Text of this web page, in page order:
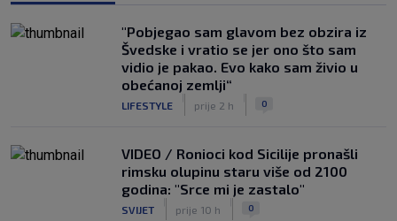
"Pobjegao sam glavom bez obzira iz
Švedske i vratio se jer ono što sam
vidio je pakao. Evo kako sam živio u
obećanoj zemlji“
LIFESTYLE prije 2 h 0
VIDEO / Ronioci kod Sicilije pronašli
rimsku olupinu staru više od 2100
godina: "Srce mi je zastalo"
SVIJET prije 10 h 0